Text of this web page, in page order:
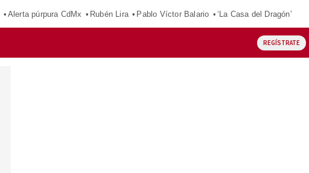
Alerta púrpura CdMx Rubén Lira Pablo Víctor Balario ‘La Casa del Dragón’
REGÍSTRATE